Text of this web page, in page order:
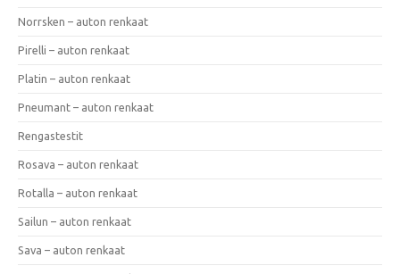
Norrsken – auton renkaat
Pirelli – auton renkaat
Platin – auton renkaat
Pneumant – auton renkaat
Rengastestit
Rosava – auton renkaat
Rotalla – auton renkaat
Sailun – auton renkaat
Sava – auton renkaat